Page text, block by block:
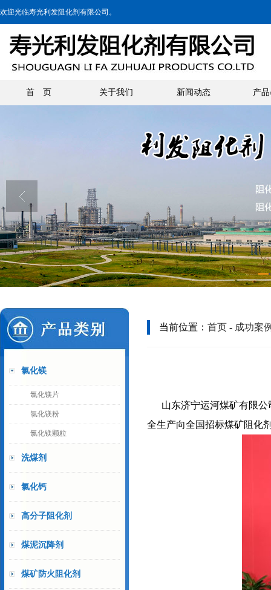
欢迎光临寿光利发阻化剂有限公司。
首 页 关于我们 新闻动态 产
氯化镁
氯化镁片
氯化镁粉
氯化镁颗粒
洗煤剂
氯化钙
高分子阻化剂
煤泥沉降剂
煤矿防火阻化剂
当前位置： 首页 - 成功案
山东济宁运河煤矿有限
全生产向全国招标煤矿阻化